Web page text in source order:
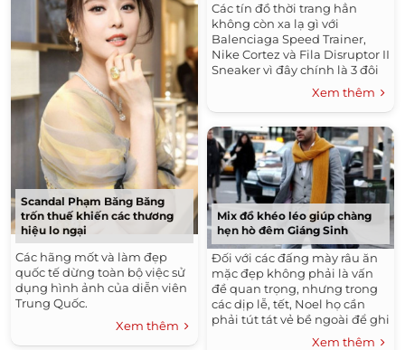
Scandal Phạm Băng Băng
trốn thuế khiến các thương
hiệu lo ngại
Các hãng mốt và làm đẹp
quốc tế dừng toàn bộ việc sử
dụng hình ảnh của diễn viên
Trung Quốc.
Xem thêm
Các tín đồ thời trang hẳn
không còn xa lạ gì với
Balenciaga Speed Trainer,
Nike Cortez và Fila Disruptor II
Sneaker vì đây chính là 3 đôi
sneaker "làm mưa làm gió"
trong mọi outfit của giới trẻ...
Xem thêm
Mix đồ khéo léo giúp chàng
hẹn hò đêm Giáng Sinh
Đối với các đấng mày râu ăn
mặc đẹp không phải là vấn
đề quan trọng, nhưng trong
các dịp lễ, tết, Noel họ cần
phải tút tát vẻ bề ngoài để ghi
điểm với gấu. Không cần...
Xem thêm